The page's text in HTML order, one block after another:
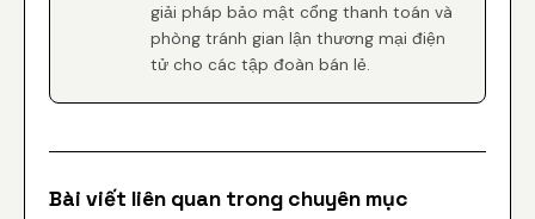
giải pháp bảo mật cổng thanh toán và
phòng tránh gian lận thương mại điện
tử cho các tập đoàn bán lẻ.
Bài viết liên quan trong chuyên mục